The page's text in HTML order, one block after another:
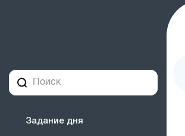
Задание дня